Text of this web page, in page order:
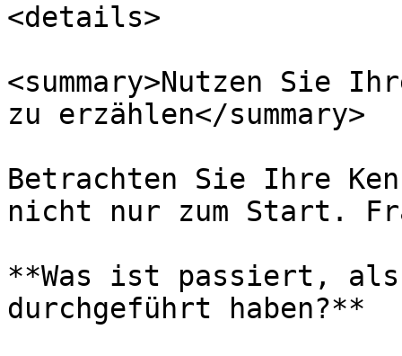
<details>
<summary>Nutzen Sie
zu erzählen</summary>
Betrachten Sie Ihre
nicht nur zum Start.
**Was ist passiert,
durchgeführt haben?**